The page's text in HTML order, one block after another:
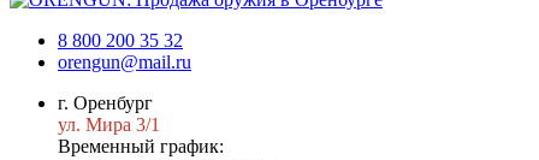
8 800 200 35 32
orengun@mail.ru
г. Оренбург
ул. Мира 3/1
Временный график: